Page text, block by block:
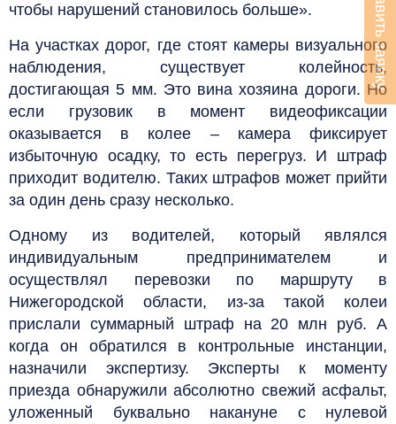
чтобы нарушений становилось больше».
На участках дорог, где стоят камеры визуального
наблюдения, существует колейность,
достигающая 5 мм. Это вина хозяина дороги. Но
если грузовик в момент видеофиксации
оказывается в колее – камера фиксирует
избыточную осадку, то есть перегруз. И штраф
приходит водителю. Таких штрафов может прийти
за один день сразу несколько.
Одному из водителей, который являлся
индивидуальным предпринимателем и
осуществлял перевозки по маршруту в
Нижегородской области, из-за такой колеи
прислали суммарный штраф на 20 млн руб. А
когда он обратился в контрольные инстанции,
назначили экспертизу. Эксперты к моменту
приезда обнаружили абсолютно свежий асфальт,
уложенный буквально накануне с нулевой
Оставить заявку